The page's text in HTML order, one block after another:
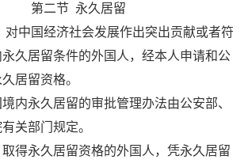
第二节 永久居留
中国经济社会发展作出突出贡献或者符
久居留条件的外国人，经本人申请和公
居留资格。
永久居留的审批管理办法由公安部、
关部门规定。
得永久居留资格的外国人，凭永久居留